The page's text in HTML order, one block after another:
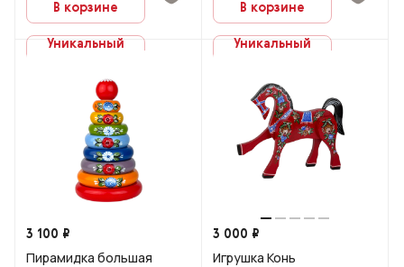
В корзине
Уникальный
В корзине
Уникальный
3 100 ₽
Пирамидка большая
3 000 ₽
Игрушка Конь